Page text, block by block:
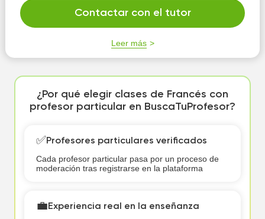
Contactar con el tutor
Leer más
¿Por qué elegir clases de Francés con
profesor particular en BuscaTuProfesor?
✅Profesores particulares verificados
Cada profesor particular pasa por un proceso de
moderación tras registrarse en la plataforma
💼Experiencia real en la enseñanza